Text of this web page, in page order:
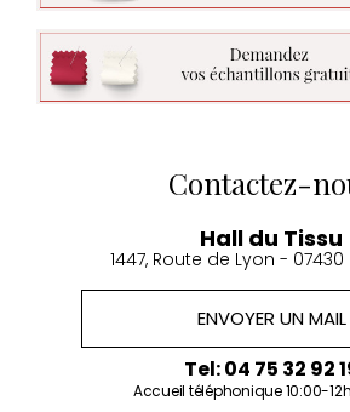
Contactez-
Hall du Tissu
1447, Route de Lyon - 07430
ENVOYER UN MAIL
Tel: 04 75 32 92
Accueil téléphonique 10:00-